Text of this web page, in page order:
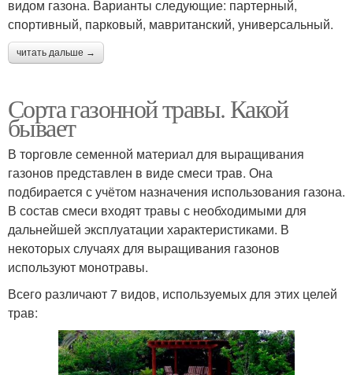
видом газона. Варианты следующие: партерный,
спортивный, парковый, мавританский, универсальный.
читать дальше →
Сорта газонной травы. Какой
бывает
В торговле семенной материал для выращивания
газонов представлен в виде смеси трав. Она
подбирается с учётом назначения использования газона.
В состав смеси входят травы с необходимыми для
дальнейшей эксплуатации характеристиками. В
некоторых случаях для выращивания газонов
используют монотравы.
Всего различают 7 видов, используемых для этих целей
трав: